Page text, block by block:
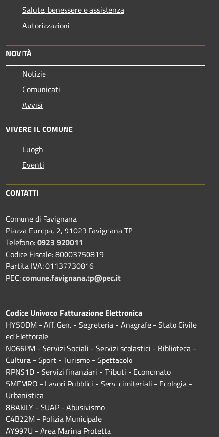
Salute, benessere e assistenza
Autorizzazioni
NOVITÀ
Notizie
Comunicati
Avvisi
VIVERE IL COMUNE
Luoghi
Eventi
CONTATTI
Comune di Favignana
Piazza Europa, 2, 91023 Favignana TP
Telefono:0923 920011
Codice Fiscale: 80003750819
Partita IVA: 01137730816
PEC:comune.favignana.tp@pec.it
Codice Univoco Fatturazione Elettronica
HY5ODM - Aff. Gen. - Segreteria - Anagrafe - Stato Civile
ed Elettorale
N066PM - Servizi Sociali - Servizi scolastici - Biblioteca -
Cultura - Sport - Turismo - Spettacolo
RPNS1D - Servizi finanziari - Tributi - Economato
5MEMRO - Lavori Pubblici - Serv. cimiteriali - Ecologia -
Urbanistica
8BANLY - SUAP - Abusivismo
C4B22M - Polizia Municipale
AY997U - Area Marina Protetta